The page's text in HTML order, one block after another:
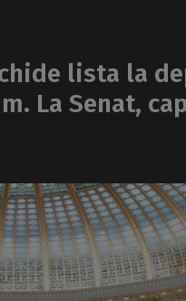
lista la
La Senat,